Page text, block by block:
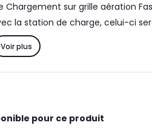
aération Fast Charge Xiaomi Mi 9.
la station de charge, celui-ci
Voir plus
pour ce produit